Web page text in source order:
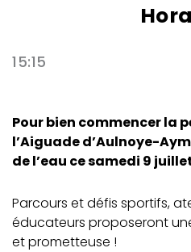
15:15
Pour bien commencer la
l’Aiguade d’Aulnoye-
de l’eau ce samedi 9
Parcours et défis sportifs,
éducateurs proposeront
et prometteuse !